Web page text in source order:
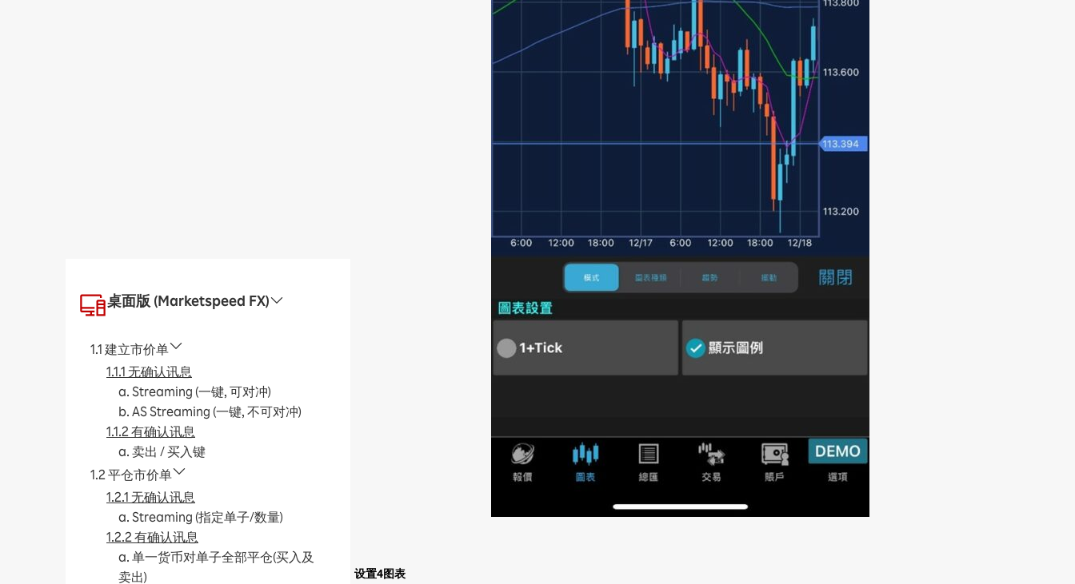
桌面版 (Marketspeed FX)
1.1 建立市价单
1.1.1 无确认讯息
a. Streaming (一键, 可对冲)
b. AS Streaming (一键, 不可对冲)
1.1.2 有确认讯息
a. 卖出 / 买入键
1.2 平仓市价单
1.2.1 无确认讯息
a. Streaming (指定单子/数量)
1.2.2 有确认讯息
a. 单一货币对单子全部平仓(买入及
卖出)
设置4图表